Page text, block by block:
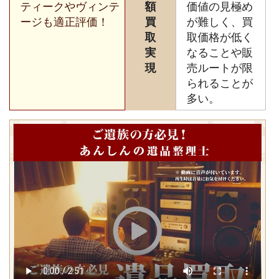
ティークやヴィンテ
ージも適正評価！
額
買
取
実
現
価値の見極め
が難しく、買
取価格が低く
なることや販
売ルートが限
られることが
多い。